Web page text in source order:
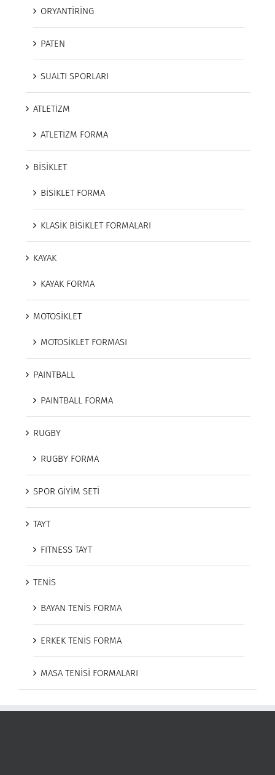
ORYANTİRİNG
PATEN
SUALTI SPORLARI
ATLETİZM
ATLETİZM FORMA
BİSİKLET
BİSİKLET FORMA
KLASİK BİSİKLET FORMALARI
KAYAK
KAYAK FORMA
MOTOSİKLET
MOTOSİKLET FORMASI
PAINTBALL
PAINTBALL FORMA
RUGBY
RUGBY FORMA
SPOR GİYİM SETİ
TAYT
FITNESS TAYT
TENİS
BAYAN TENİS FORMA
ERKEK TENİS FORMA
MASA TENİSİ FORMALARI